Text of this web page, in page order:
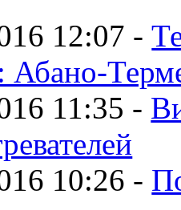
12:07 -
Абано-
11:35 -
10:26 -